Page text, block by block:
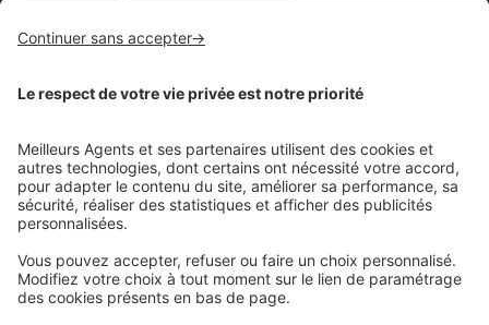
Nos honoraires de vente
Politique de confidentialité
Mentions comparateur
Aide
Contactez-nous